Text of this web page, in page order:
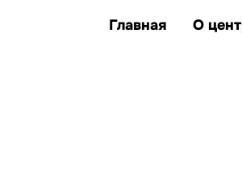
единственные
здоровье и качество жизни
заболеваний, при которых
Главная О